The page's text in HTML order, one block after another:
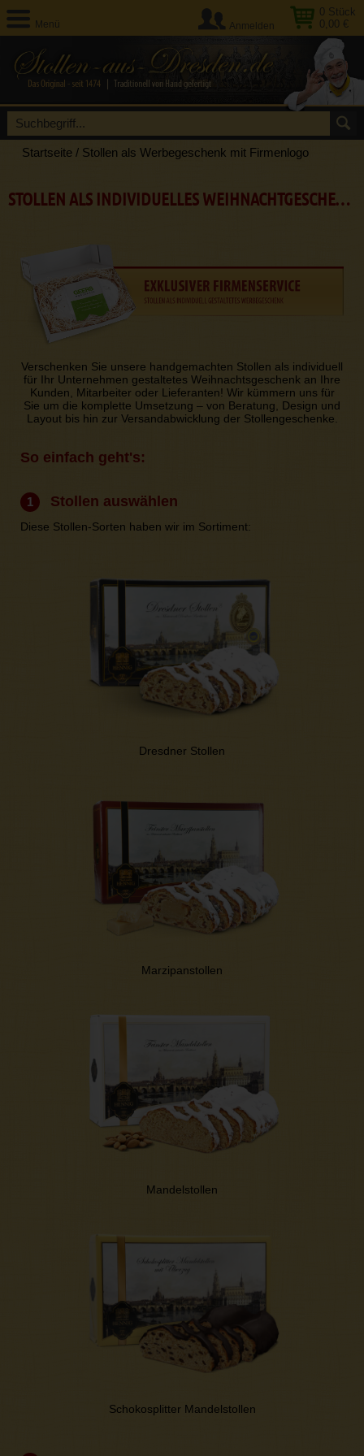
Menü
0 Stück
0,00 €
Anmelden
Startseite / Stollen als Werbegeschenk mit Firmenlogo
STOLLEN ALS INDIVIDUELLES WEIHNACHTGESCHENK FÜR FIRMEN
Verschenken Sie unsere handgemachten Stollen als individuell
für Ihr Unternehmen gestaltetes Weihnachtsgeschenk an Ihre
Kunden, Mitarbeiter oder Lieferanten! Wir kümmern uns für
Sie um die komplette Umsetzung – von Beratung, Design und
Layout bis hin zur Versandabwicklung der Stollengeschenke.
So einfach geht's:
1 Stollen auswählen
Diese Stollen-Sorten haben wir im Sortiment:
Dresdner Stollen
Marzipanstollen
Mandelstollen
Schokosplitter Mandelstollen